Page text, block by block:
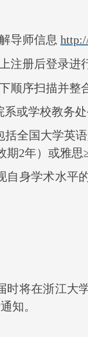
导师信息
注册后登录进
顺序扫描并整
或学校教务处
括全国大学英
期2年）或雅思
自身学术水平
时将在浙江大
知。